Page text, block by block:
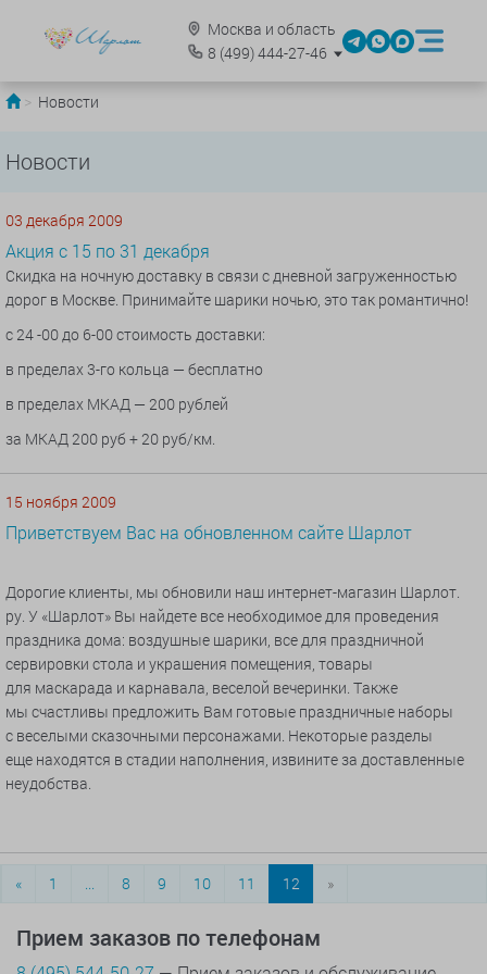
Москва и область
8 (499)444-27-46
Новости
Новости
03 декабря 2009
Акция с 15 по 31 декабря
Скидка на ночную доставку в связи с дневной загруженностью
дорог в Москве. Принимайте шарики ночью, это так романтично!
с 24 -00 до 6-00 стоимость доставки:
в пределах 3-го кольца — бесплатно
в пределах МКАД — 200 рублей
за МКАД 200 руб + 20 руб/км.
15 ноября 2009
Приветствуем Вас на обновленном сайте Шарлот
Дорогие клиенты, мы обновили наш интернет-магазин Шарлот.
ру. У «Шарлот» Вы найдете все необходимое для проведения
праздника дома: воздушные шарики, все для праздничной
сервировки стола и украшения помещения, товары
для маскарада и карнавала, веселой вечеринки. Также
мы счастливы предложить Вам готовые праздничные наборы
с веселыми сказочными персонажами. Некоторые разделы
еще находятся в стадии наполнения, извините за доставленные
неудобства.
« 1 ... 8 9 10 11 12 »
Прием заказов по телефонам